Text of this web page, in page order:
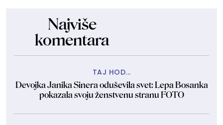
Najviše
komentara
TAJ HOD...
Devojka Janika Sinera oduševila svet: Lepa Bosanka
pokazala svoju ženstvenu stranu FOTO